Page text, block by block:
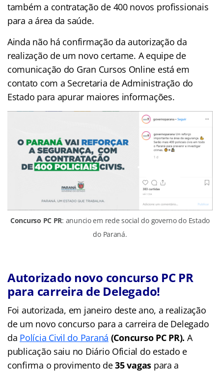
também a contratação de 400 novos profissionais
para a área da saúde.
Ainda não há confirmação da autorização da
realização de um novo certame. A equipe de
comunicação do Gran Cursos Online está em
contato com a Secretaria de Administração do
Estado para apurar maiores informações.
Concurso PC PR: anuncio em rede social do governo do Estado
do Paraná.
Autorizado novo concurso PC PR
para carreira de Delegado!
Foi autorizada, em janeiro deste ano, a realização
de um novo concurso para a carreira de Delegado
da Polícia Civil do Paraná (Concurso PC PR). A
publicação saiu no Diário Oficial do estado e
confirma o provimento de35 vagas para a